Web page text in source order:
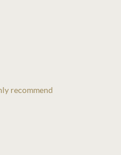
recommend